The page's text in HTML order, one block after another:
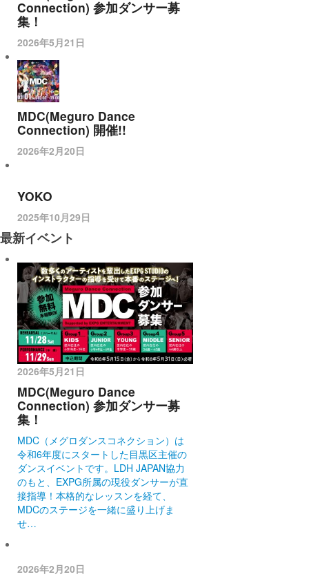
Connection) 参加ダンサー募
集！
2026年5月21日
MDC(Meguro Dance
Connection) 開催!!
2026年2月20日
YOKO
2025年10月29日
最新イベント
2026年5月21日
MDC(Meguro Dance
Connection) 参加ダンサー募
集！
MDC（メグロダンスコネクション）は
令和6年度にスタートした目黒区主催の
ダンスイベントです。LDH JAPAN協力
のもと、EXPG所属の現役ダンサーが直
接指導！本格的なレッスンを経て、
MDCのステージを一緒に盛り上げま
せ…
2026年2月20日